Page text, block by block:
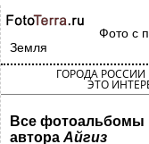
Фото с
Земля
ГОРОДА РОССИИ
ЭТО
Все фотоальбомы
автора Айгиз